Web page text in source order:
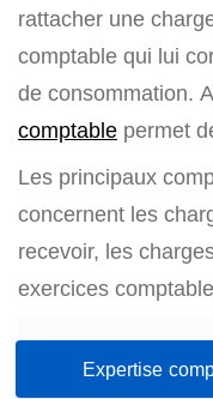
rattacher une
comptable qui lui
de consommation.
comptable permet
Les principaux
concernent les
recevoir, les
exercices
Expertise